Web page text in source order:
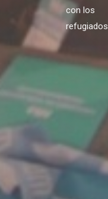
con los
refugiados